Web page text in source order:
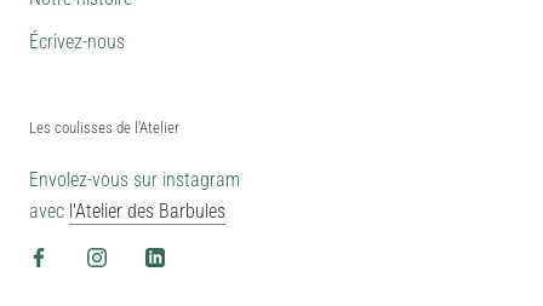
Écrivez-nous
Les coulisses de l'Atelier
Envolez-vous sur instagram
avec l'Atelier des Barbules